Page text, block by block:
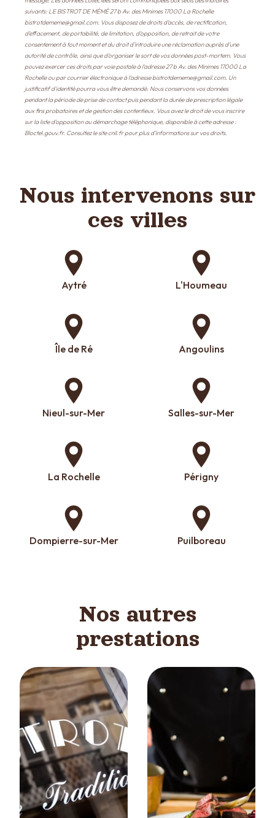
suivants: LE BISTROT DE MÉMÉ 27 b Av. des Minimes 17000 La Rochelle
bistrotdememe@gmail.com. Vous disposez de droits d’accès, de rectification,
d’effacement, de portabilité, de limitation, d’opposition, de retrait de votre
consentement à tout moment et du droit d’introduire une réclamation auprès d’une
autorité de contrôle, ainsi que d’organiser le sort de vos données post-mortem. Vous
pouvez exercer ces droits par voie postale à l'adresse 27 b Av. des Minimes 17000 La
Rochelle ou par courrier électronique à l'adresse bistrotdememe@gmail.com. Un
justificatif d'identité pourra vous être demandé. Nous conservons vos données
pendant la période de prise de contact puis pendant la durée de prescription légale
aux fins probatoires et de gestion des contentieux. Vous avez le droit de vous inscrire
sur la liste d'opposition au démarchage téléphonique, disponible à cette adresse :
Bloctel.gouv.fr. Consultez le site cnil.fr pour plus d’informations sur vos droits.
Nous intervenons sur
ces villes
Aytré L'Houmeau
Île de Ré Angoulins
Nieul-sur-Mer Salles-sur-Mer
La Rochelle Périgny
Dompierre-sur-Mer Puilboreau
Nos autres
prestations